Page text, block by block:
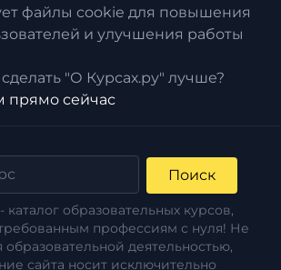
файлы cookie для повышения
и улучшения работы
сделать "О Курсах.ру" лучше?
прямо сейчас
Поиск
каталог образовательных курсов,
профессиям с нуля! Не
образовательной деятельностью,
сайта носит исключительно